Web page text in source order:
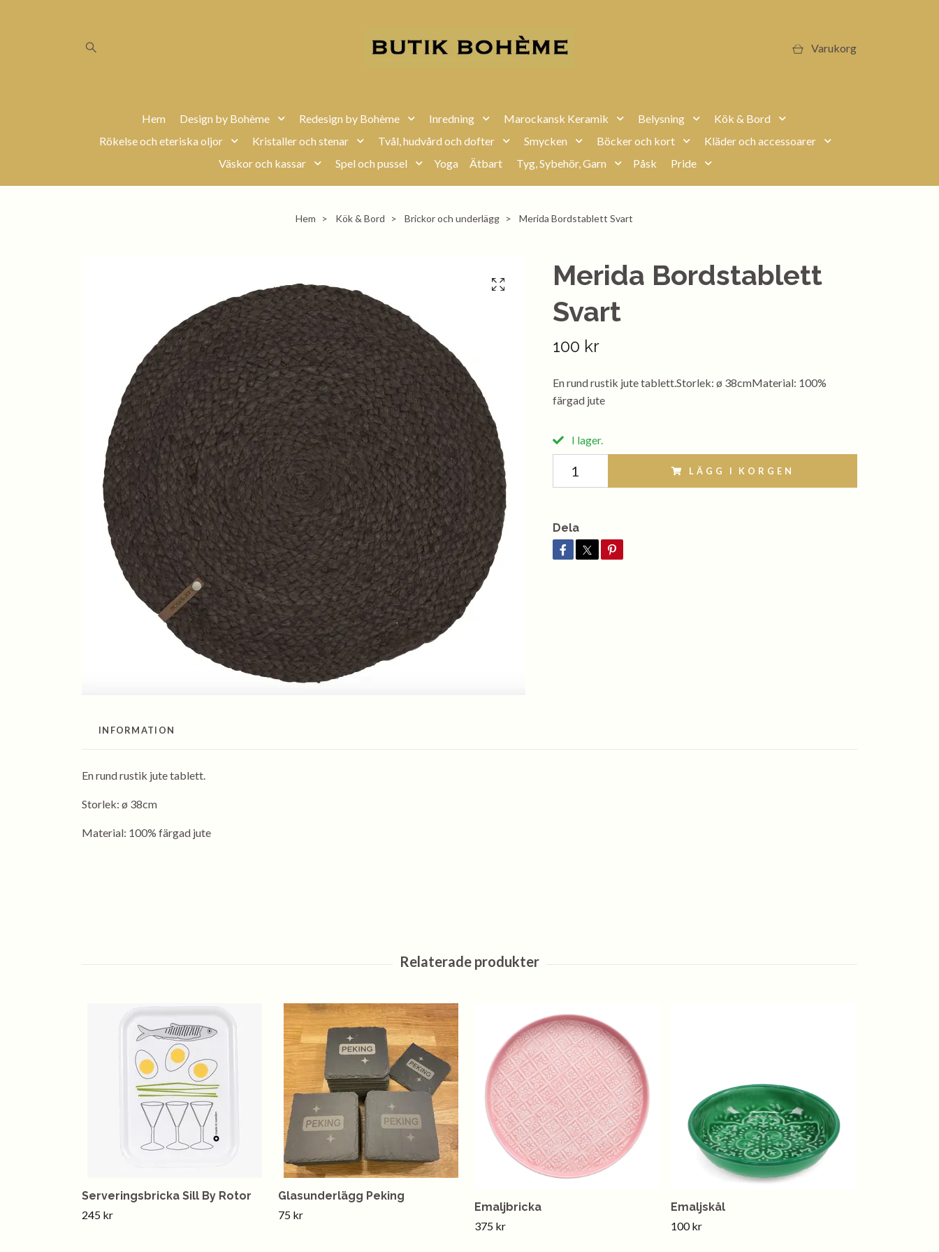
Varukorg
Hem Design by Bohème Redesign by Bohème Inredning Marockansk Keramik Belysning
Kök & Bord
Rökelse och eteriska oljor
Kristaller och stenar Tvål, hudvård och dofter Smycken Böcker och kort
Kläder och accessoarer
Väskor och kassar
Spel och pussel Yoga Ätbart Tyg, Sybehör, Garn Påsk Pride
Hem Kök & Bord Brickor och underlägg Merida Bordstablett Svart
Merida Bordstablett
Svart
100 kr
En rund rustik jute tablett.Storlek: ø 38cmMaterial: 100%
färgad jute
I lager.
LÄGG I KORGEN
Dela
INFORMATION
En rund rustik jute tablett.
Storlek: ø 38cm
Material: 100% färgad jute
Serveringsbricka Sill By Rotor
245 kr
Glasunderlägg Peking
75 kr
Emaljbricka
375 kr
Emaljskål
100 kr